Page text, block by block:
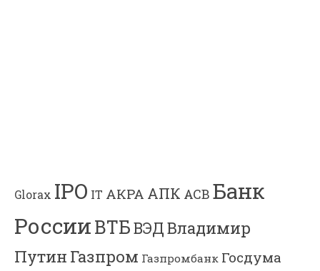
Glorax IPO IT АКРА АПК АСВ Банк
РоссииВТБВЭДВладимир
Путин Газпром Газпромбанк Госдума